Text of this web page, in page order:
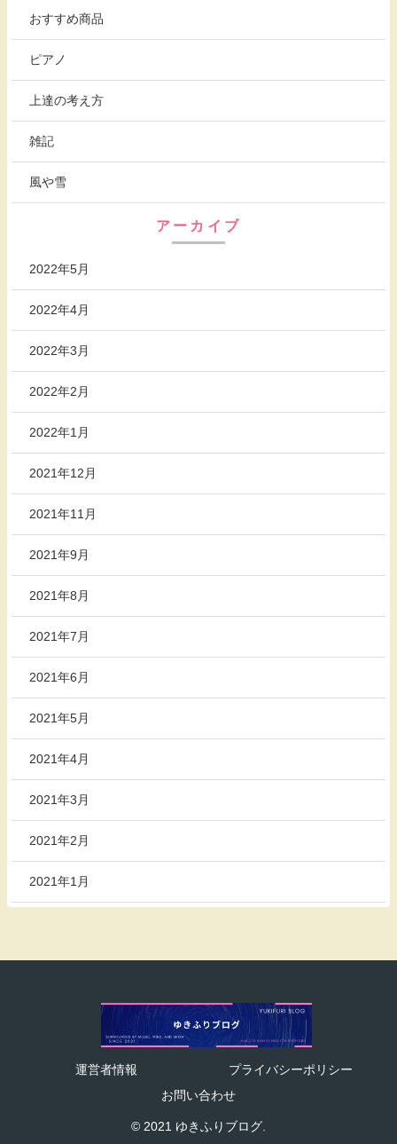
おすすめ商品
ピアノ
上達の考え方
雑記
風や雪
アーカイブ
2022年5月
2022年4月
2022年3月
2022年2月
2022年1月
2021年12月
2021年11月
2021年9月
2021年8月
2021年7月
2021年6月
2021年5月
2021年4月
2021年3月
2021年2月
2021年1月
運営者情報
プライバシーポリシー
お問い合わせ
© 2021 ゆきふりブログ.